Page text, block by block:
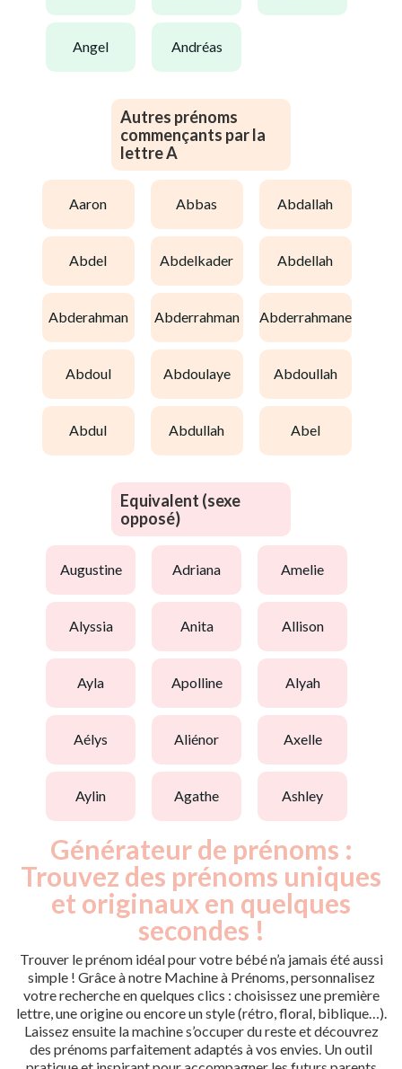
angel andréas
Autres prénoms
commençants par la
lettre A
aaron abbas abdallah
abdel abdelkader abdellah
abderahman abderrahman abderrahmane
abdoul abdoulaye abdoullah
abdul abdullah abel
Equivalent (sexe
opposé)
augustine adriana amelie
alyssia anita allison
ayla apolline alyah
aélys aliénor axelle
aylin agathe ashley
Générateur de prénoms :
Trouvez des prénoms uniques
et originaux en quelques
secondes !
Trouver le prénom idéal pour votre bébé n’a jamais été aussi
simple ! Grâce à notre Machine à Prénoms, personnalisez
votre recherche en quelques clics : choisissez une première
lettre, une origine ou encore un style (rétro, floral, biblique…).
Laissez ensuite la machine s’occuper du reste et découvrez
des prénoms parfaitement adaptés à vos envies. Un outil